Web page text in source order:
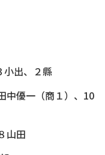
小出、２縣
中優一（商１）、10
山田